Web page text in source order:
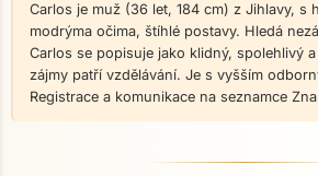
Carlos je muž (36 let, 184 cm) z Jihlavy, s
modrýma očima, štíhlé postavy. Hledá
Carlos se popisuje jako klidný, spolehlivý
zájmy patří vzdělávání. Je s vyšším
Registrace a komunikace na seznamce